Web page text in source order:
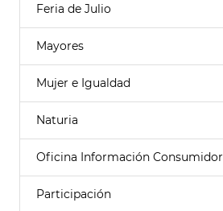
Feria de Julio
Mayores
Mujer e Igualdad
Naturia
Oficina Información Consumidor
Participación